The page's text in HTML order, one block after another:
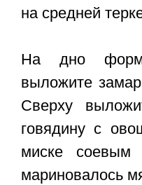
на средней
На дно
выложите
Сверху
говядину с
миске соевым
мариновалось